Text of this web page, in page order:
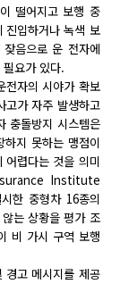
떨어지고 보행 중
진입하거나 녹색 보
음으로 운 전자에
요가 있다.
전자의 시야가 확보
고가 자주 발생하고
충돌방지 시스템은
지 못하는 맹점이
어렵다는 것을 의미
Institute
한 중형차 16종의
는 상황을 평가 조
비 가시 구역 보행
경고 메시지를 제공